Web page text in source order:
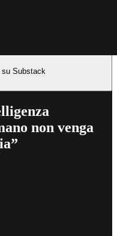
su Substack
non venga